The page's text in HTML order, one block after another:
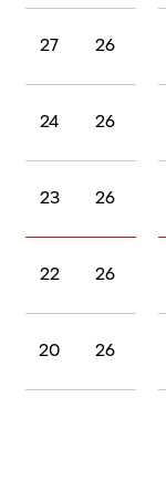
26
27
26
24
26
23
26
22
26
20